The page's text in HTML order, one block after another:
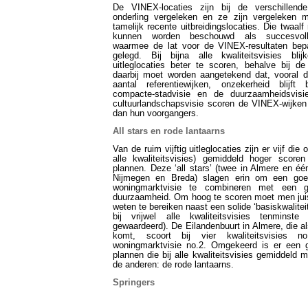
De VINEX-locaties zijn bij de
onderling vergeleken en ze zijn vergeleken
tamelijk recente uitbreidingslocaties. Die twaalf
kunnen worden beschouwd als
waarmee de lat voor de VINEX-resultaten
gelegd. Bij bijna alle kwaliteitsvisies
uitleglocaties beter te scoren, behalve bij
daarbij moet worden aangetekend dat, vooral
aantal referentiewijken, onzekerheid
compacte-stadvisie en de
cultuurlandschapsvisie scoren de VINEX-
dan hun voorgangers.
All stars en rode lantaarns
Van de ruim vijftig uitleglocaties zijn er vijf die
alle kwaliteitsvisies) gemiddeld hoger
plannen. Deze ‘all stars’ (twee in Almere en
Nijmegen en Breda) slagen erin om een
woningmarktvisie te combineren met een
duurzaamheid. Om hoog te scoren moet men
weten te bereiken naast een solide
bij vrijwel alle kwaliteitsvisies tenminste
gewaardeerd). De Eilandenbuurt in Almere, die
komt, scoort bij vier kwaliteitsvisies
woningmarktvisie no.2. Omgekeerd is er een
plannen die bij alle kwaliteitsvisies gemiddeld
de anderen: de rode lantaarns.
Springers